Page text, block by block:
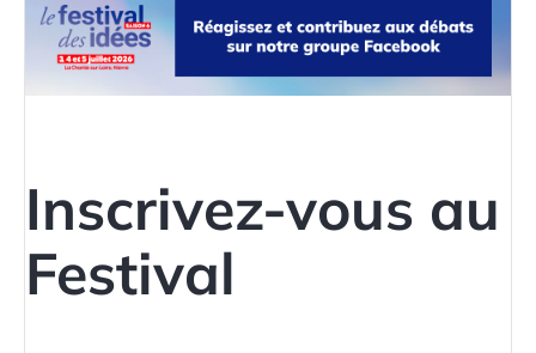
Inscrivez-vous au
Festival